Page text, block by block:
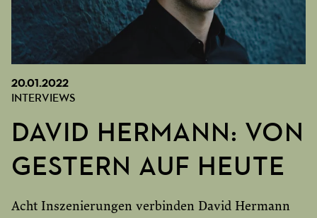
20.01.2022
INTERVIEWS
DAVID HERMANN: VON
GESTERN AUF HEUTE
Acht Inszenierungen verbinden David Hermann